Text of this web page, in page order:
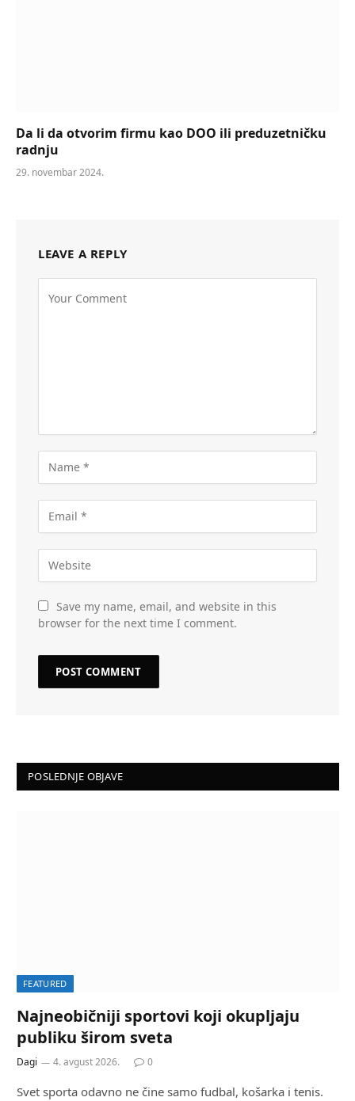
Da li da otvorim firmu kao DOO ili preduzetničku
radnju
29. novembar 2024.
LEAVE A REPLY
Save my name, email, and website in this
browser for the next time I comment.
POSLEDNJE OBJAVE
FEATURED
Najneobičniji sportovi koji okupljaju
publiku širom sveta
Dagi 4. avgust 2026. 0
Svet sporta odavno ne čine samo fudbal, košarka i tenis.